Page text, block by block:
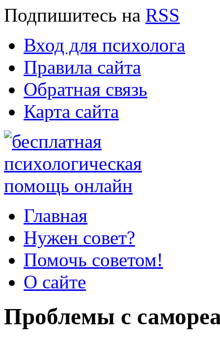
Подпишитесь на RSS
Вход для психолога
Правила сайта
Обратная связь
Карта сайта
Главная
Нужен совет?
Помочь советом!
О сайте
Проблемы с